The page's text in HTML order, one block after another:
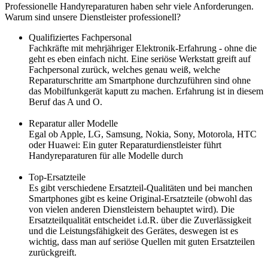
Professionelle Handyreparaturen haben sehr viele Anforderungen.
Warum sind unsere Dienstleister professionell?
Qualifiziertes Fachpersonal
Fachkräfte mit mehrjähriger Elektronik-Erfahrung - ohne die
geht es eben einfach nicht. Eine seriöse Werkstatt greift auf
Fachpersonal zurück, welches genau weiß, welche
Reparaturschritte am Smartphone durchzuführen sind ohne
das Mobilfunkgerät kaputt zu machen. Erfahrung ist in diesem
Beruf das A und O.
Reparatur aller Modelle
Egal ob Apple, LG, Samsung, Nokia, Sony, Motorola, HTC
oder Huawei: Ein guter Reparaturdienstleister führt
Handyreparaturen für alle Modelle durch
Top-Ersatzteile
Es gibt verschiedene Ersatzteil-Qualitäten und bei manchen
Smartphones gibt es keine Original-Ersatzteile (obwohl das
von vielen anderen Dienstleistern behauptet wird). Die
Ersatzteilqualität entscheidet i.d.R. über die Zuverlässigkeit
und die Leistungsfähigkeit des Gerätes, deswegen ist es
wichtig, dass man auf seriöse Quellen mit guten Ersatzteilen
zurückgreift.